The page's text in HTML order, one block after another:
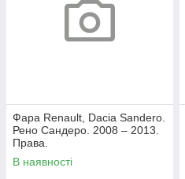
Фара Renault, Dacia Sandero.
Рено Сандеро. 2008 – 2013.
Права.
В наявності